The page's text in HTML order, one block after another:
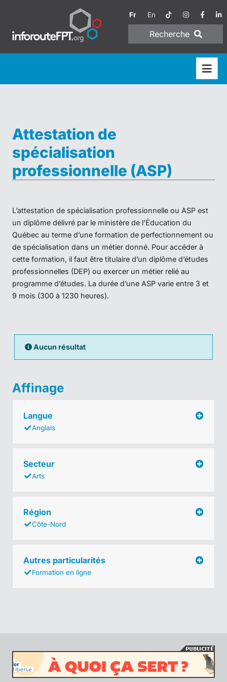
Fr En
Recherche
Attestation de
spécialisation
professionnelle (ASP)
L’attestation de spécialisation professionnelle ou ASP est
un diplôme délivré par le ministère de l’Éducation du
Québec au terme d’une formation de perfectionnement ou
de spécialisation dans un métier donné. Pour accéder à
cette formation, il faut être titulaire d’un diplôme d’études
professionnelles (DEP) ou exercer un métier relié au
programme d’études. La durée d’une ASP varie entre 3 et
9 mois (300 à 1230 heures).
Aucun résultat
Affinage
Langue
Anglais
Secteur
Arts
Région
Côte-Nord
Autres particularités
Formation en ligne